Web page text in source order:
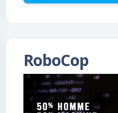
RoboCop